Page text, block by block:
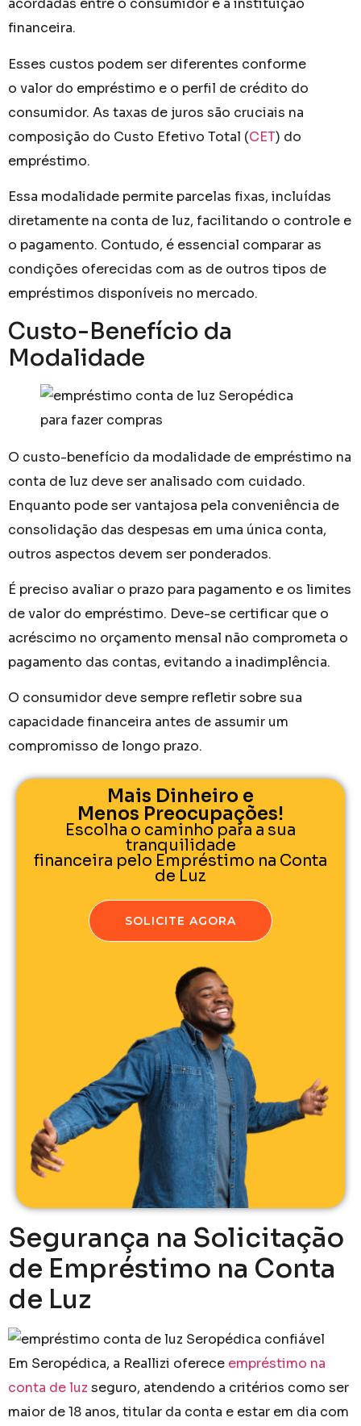
acordadas entre o consumidor e a instituição
financeira.
Esses custos podem ser diferentes conforme
o valor do empréstimo e o perfil de crédito do
consumidor. As taxas de juros são cruciais na
composição do Custo Efetivo Total (CET) do
empréstimo.
Essa modalidade permite parcelas fixas, incluídas
diretamente na conta de luz, facilitando o controle e
o pagamento. Contudo, é essencial comparar as
condições oferecidas com as de outros tipos de
empréstimos disponíveis no mercado.
Custo-Benefício da
Modalidade
O custo-benefício da modalidade de empréstimo na
conta de luz deve ser analisado com cuidado.
Enquanto pode ser vantajosa pela conveniência de
consolidação das despesas em uma única conta,
outros aspectos devem ser ponderados.
É preciso avaliar o prazo para pagamento e os limites
de valor do empréstimo. Deve-se certificar que o
acréscimo no orçamento mensal não comprometa o
pagamento das contas, evitando a inadimplência.
O consumidor deve sempre refletir sobre sua
capacidade financeira antes de assumir um
compromisso de longo prazo.
Mais Dinheiro e
Menos Preocupações!
Escolha o caminho para a sua
tranquilidade
financeira pelo Empréstimo na Conta
de Luz
SOLICITE AGORA
Segurança na Solicitação
de Empréstimo na Conta
de Luz
Em Seropédica, a Reallizi oferece empréstimo na
conta de luz seguro, atendendo a critérios como ser
maior de 18 anos, titular da conta e estar em dia com